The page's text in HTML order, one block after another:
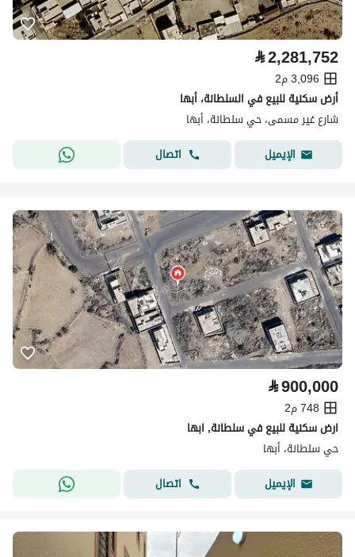
⃁2,281,752
3,096 م2
أرض سكنية للبيع في السلطانة، أبها
شارع غير مسمى، حي سلطانة، أبها
الإيميل
اتصال
⃁900,000
748 م2
ارض سكنية للبيع في سلطانة, ابها
حي سلطانة، أبها
الإيميل
اتصال